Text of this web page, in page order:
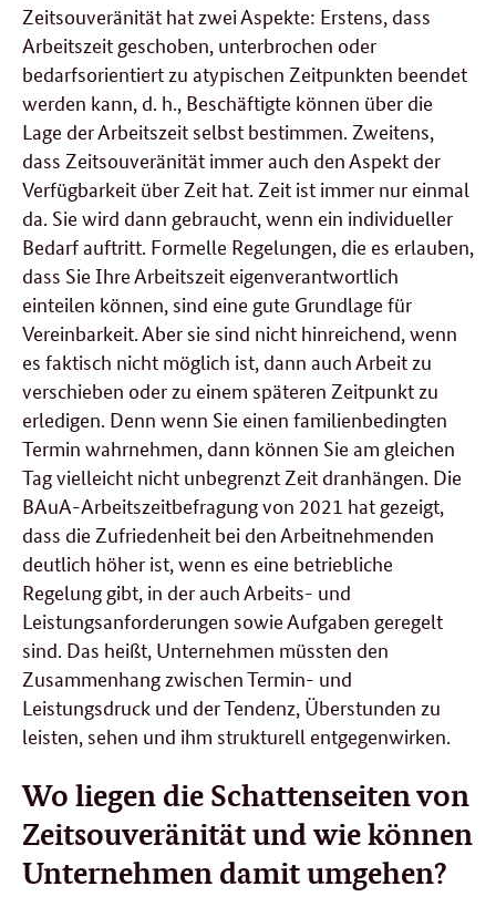
Zeitsouveränität hat zwei Aspekte: Erstens, dass
Arbeitszeit geschoben, unterbrochen oder
bedarfsorientiert zu atypischen Zeitpunkten beendet
werden kann, d. h., Beschäftigte können über die
Lage der Arbeitszeit selbst bestimmen. Zweitens,
dass Zeitsouveränität immer auch den Aspekt der
Verfügbarkeit über Zeit hat. Zeit ist immer nur einmal
da. Sie wird dann gebraucht, wenn ein individueller
Bedarf auftritt. Formelle Regelungen, die es erlauben,
dass Sie Ihre Arbeitszeit eigenverantwortlich
einteilen können, sind eine gute Grundlage für
Vereinbarkeit. Aber sie sind nicht hinreichend, wenn
es faktisch nicht möglich ist, dann auch Arbeit zu
verschieben oder zu einem späteren Zeitpunkt zu
erledigen. Denn wenn Sie einen familienbedingten
Termin wahrnehmen, dann können Sie am gleichen
Tag vielleicht nicht unbegrenzt Zeit dranhängen. Die
BAuA-Arbeitszeitbefragung von 2021 hat gezeigt,
dass die Zufriedenheit bei den Arbeitnehmenden
deutlich höher ist, wenn es eine betriebliche
Regelung gibt, in der auch Arbeits- und
Leistungsanforderungen sowie Aufgaben geregelt
sind. Das heißt, Unternehmen müssten den
Zusammenhang zwischen Termin- und
Leistungsdruck und der Tendenz, Überstunden zu
leisten, sehen und ihm strukturell entgegenwirken.
Wo liegen die Schattenseiten von
Zeitsouveränität und wie können
Unternehmen damit umgehen?